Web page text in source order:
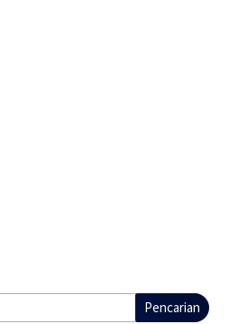
Pencarian